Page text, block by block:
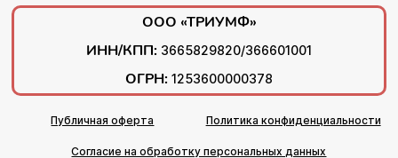
ООО «ТРИУМФ»
ИНН/КПП: 3665829820/366601001
ОГРН: 1253600000378
Публичная оферта Политика конфиденциальности
Согласие на обработку персональных данных